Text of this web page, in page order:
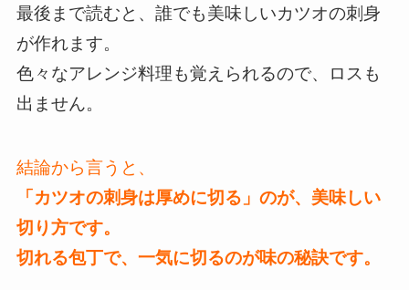
最後まで読むと、誰でも美味しいカツオの刺身
が作れます。
色々なアレンジ料理も覚えられるので、ロスも
出ません。
結論から言うと、
「カツオの刺身は厚めに切る」のが、美味しい
切り方です。
切れる包丁で、一気に切るのが味の秘訣です。